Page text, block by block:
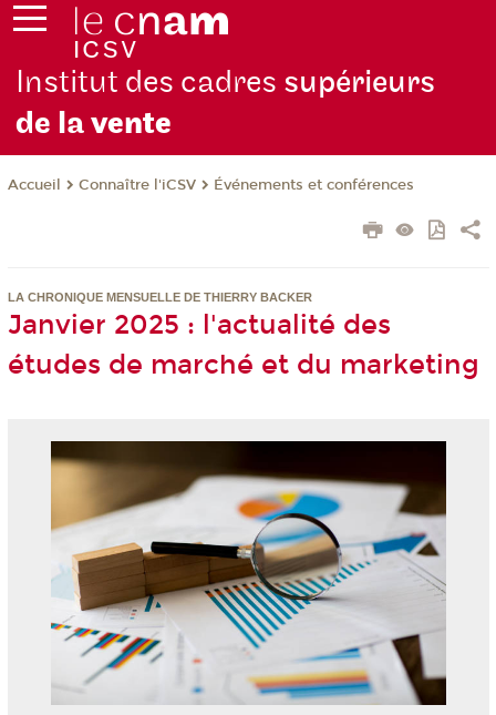
Institut des cadres supérieurs
de lavente
Accueil Connaître l'iCSV Événements et conférences
LA CHRONIQUE MENSUELLE DE THIERRY BACKER
Janvier 2025 : l'actualité des
études de marché et du marketing